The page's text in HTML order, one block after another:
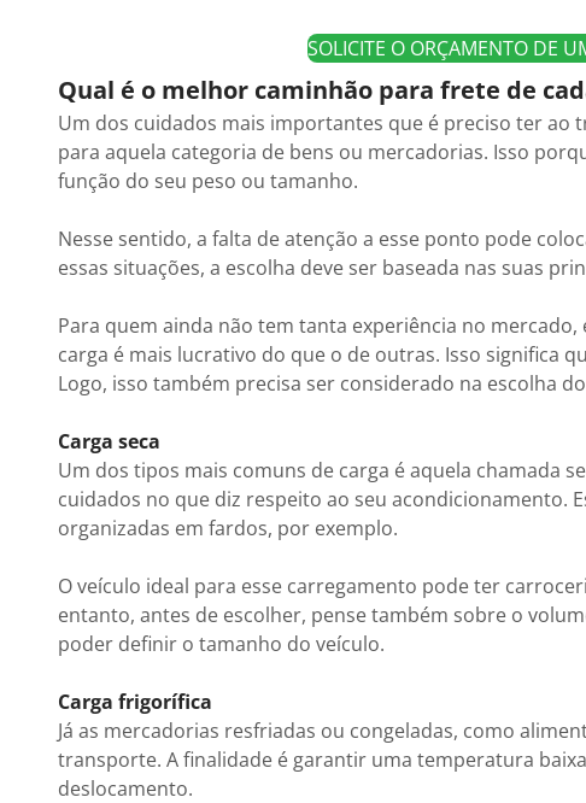
SOLICITE O ORÇAMENTO DE
Qual é o melhor caminhão para frete de
Um dos cuidados mais importantes que é preciso ter
para aquela categoria de bens ou mercadorias. Isso
função do seu peso ou tamanho.
Nesse sentido, a falta de atenção a esse ponto pode
essas situações, a escolha deve ser baseada nas suas
Para quem ainda não tem tanta experiência no
carga é mais lucrativo do que o de outras. Isso significa
Logo, isso também precisa ser considerado na escolha
Carga seca
Um dos tipos mais comuns de carga é aquela chamada
cuidados no que diz respeito ao seu acondicionamento.
organizadas em fardos, por exemplo.
O veículo ideal para esse carregamento pode ter
entanto, antes de escolher, pense também sobre o
poder definir o tamanho do veículo.
Carga frigorífica
Já as mercadorias resfriadas ou congeladas, como
transporte. A finalidade é garantir uma temperatura
deslocamento.